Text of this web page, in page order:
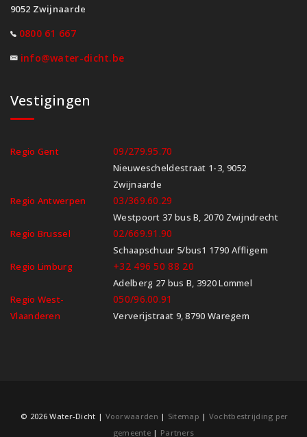
9052 Zwijnaarde
0800 61 667
info@water-dicht.be
Vestigingen
Regio Gent 09/279.95.70
Nieuwescheldestraat 1-3, 9052
Zwijnaarde
Regio Antwerpen
03/369.60.29
Westpoort 37 bus B, 2070 Zwijndrecht
Regio Brussel
02/669.91.90
Schaapschuur 5/bus1 1790 Affligem
Regio Limburg
+32 496 50 88 20
Adelberg 27 bus B, 3920 Lommel
Regio West-
Vlaanderen
050/96.00.91
Ververijstraat 9, 8790 Waregem
© 2026 Water-Dicht | Voorwaarden | Sitemap | Vochtbestrijding per
gemeente | Partners